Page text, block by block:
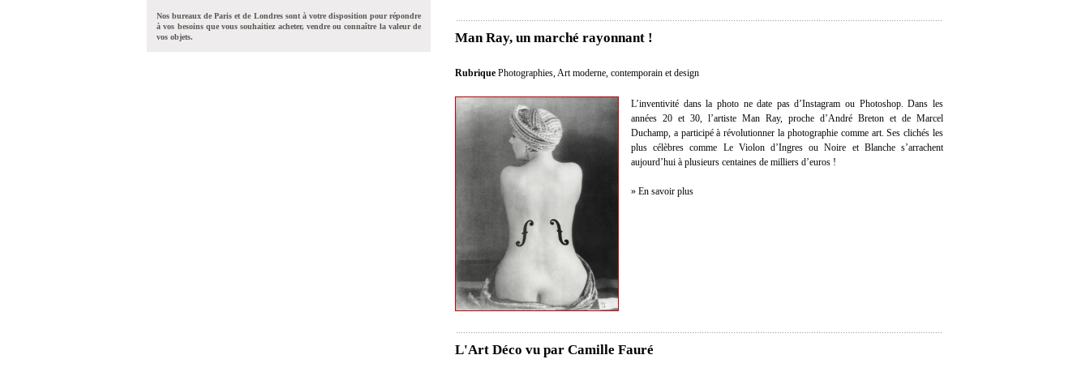
Nos bureaux de Paris et de Londres sont à votre disposition pour répondre
à vos besoins que vous souhaitiez acheter, vendre ou connaître la valeur de
vos objets.
Man Ray, un marché rayonnant !
Rubrique Photographies Art moderne, contemporain et design
L’inventivité dans la photo ne date pas d’Instagram ou Photoshop. Dans les
années 20 et 30, l’artiste Man Ray, proche d’André Breton et de Marcel
Duchamp, a participé à révolutionner la photographie comme art. Ses clichés les
plus célèbres comme Le Violon d’Ingres ou Noire et Blanche s’arrachent
aujourd’hui à plusieurs centaines de milliers d’euros !
» En savoir plus
L'Art Déco vu par Camille Fauré